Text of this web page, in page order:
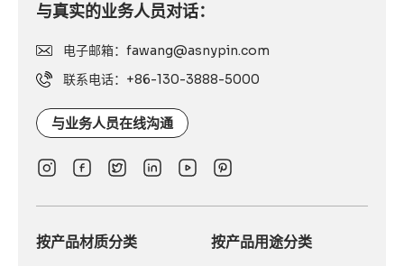
与真实的业务人员对话：
电子邮箱：fawang@asnypin.com
联系电话：+86-130-3888-5000
与业务人员在线沟通
按产品材质分类 按产品用途分类